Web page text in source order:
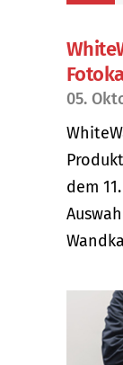
05.
dem